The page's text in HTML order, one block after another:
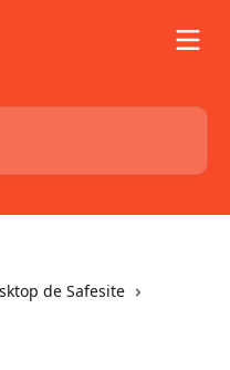
de Safesite